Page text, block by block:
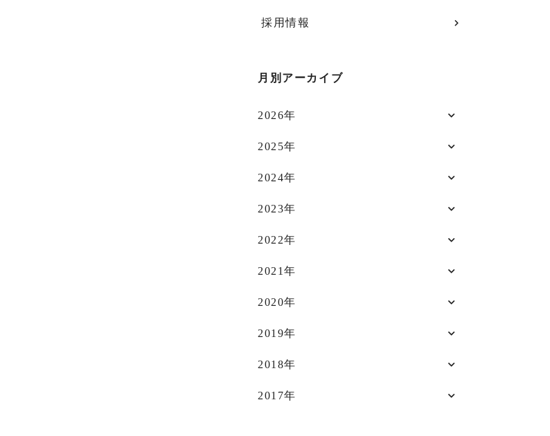
採用情報
月別アーカイブ
2026年
2025年
2024年
2023年
2022年
2021年
2020年
2019年
2018年
2017年